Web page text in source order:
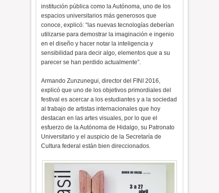
institución pública como la Autónoma, uno de los
espacios universitarios más generosos que
conoce, explicó: “las nuevas tecnologías deberían
utilizarse para demostrar la imaginación e ingenio
en el diseño y hacer notar la inteligencia y
sensibilidad para decir algo, elementos que a su
parecer se han perdido actualmente”.
Armando Zunzunegui, director del FINI 2016,
explicó que uno de los objetivos primordiales del
festival es acercar a los estudiantes y a la sociedad
al trabajo de artistas internacionales que hoy
destacan en las artes visuales, por lo que el
esfuerzo de la Autónoma de Hidalgo, su Patronato
Universitario y el auspicio de la Secretaría de
Cultura federal están bien direccionados.